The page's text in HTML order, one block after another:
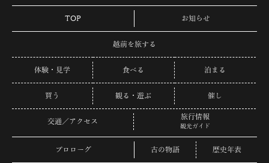
TOP お知らせ
越前を旅する
体験・見学 食べる 泊まる
買う 観る・遊ぶ 催し
交通／アクセス
旅行情報
観光ガイド
プロローグ 古の物語 歴史年表